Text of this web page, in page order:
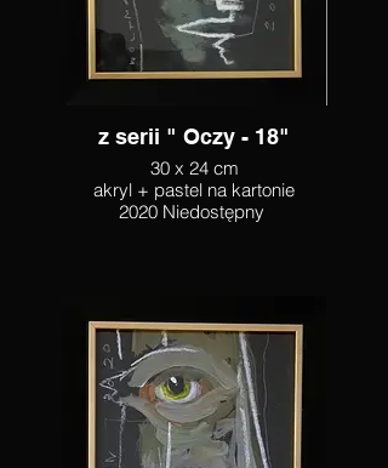
z serii " Oczy - 18"
30 x 24 cm
akryl + pastel na kartonie
2020 Niedostępny